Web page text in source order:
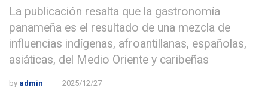
La publicación resalta que la gastronomía
panameña es el resultado de una mezcla de
influencias indígenas, afroantillanas, españolas,
asiáticas, del Medio Oriente y caribeñas
by admin 2025/12/27